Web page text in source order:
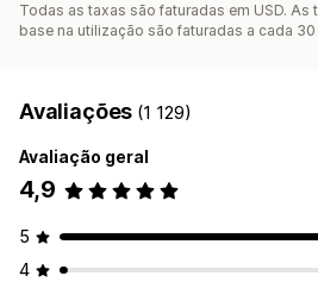
Todas as taxas são faturadas em USD. As
base na utilização são faturadas a cada 30
Avaliações (1 129)
Avaliação geral
4,9
5
4